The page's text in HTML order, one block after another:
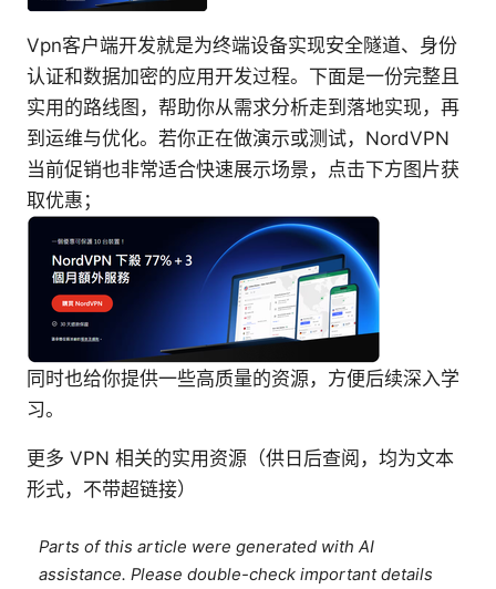
Vpn客户端开发就是为终端设备实现安全隧道、身份
认证和数据加密的应用开发过程。下面是一份完整且
实用的路线图，帮助你从需求分析走到落地实现，再
到运维与优化。若你正在做演示或测试，NordVPN
当前促销也非常适合快速展示场景，点击下方图片获
取优惠；
同时也给你提供一些高质量的资源，方便后续深入学
习。
更多 VPN 相关的实用资源（供日后查阅，均为文本
形式，不带超链接）
Parts of this article were generated with AI
assistance. Please double-check important details